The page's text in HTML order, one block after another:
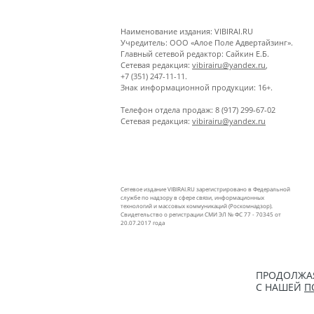
Наименование издания: VIBIRAI.RU
Учредитель: ООО «Алое Поле Адвертайзинг».
Главный сетевой редактор: Сайкин Е.Б.
Сетевая редакция: vibirairu@yandex.ru
+7 (351) 247-11-11.
Знак информационной продукции: 16+.
Телефон отдела продаж: 8 (917) 299-67-02
Сетевая редакция: vibirairu@yandex.ru
Сетевое издание VIBIRAI.RU зарегистрировано в Федеральной
службе по надзору в сфере связи, информационных
технологий и массовых коммуникаций (Роскомнадзор).
Свидетельство о регистрации СМИ ЭЛ № ФС 77 - 70345 от
20.07.2017 года
С НАШЕЙ